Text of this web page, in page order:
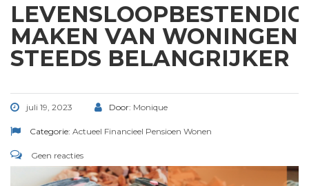
LEVENSLOOPBESTENDIG
MAKEN VAN WONINGEN
STEEDS BELANGRIJKER
juli 19, 2023 Door: Monique
Categorie: Actueel Financieel Pensioen Wonen
Geen reacties